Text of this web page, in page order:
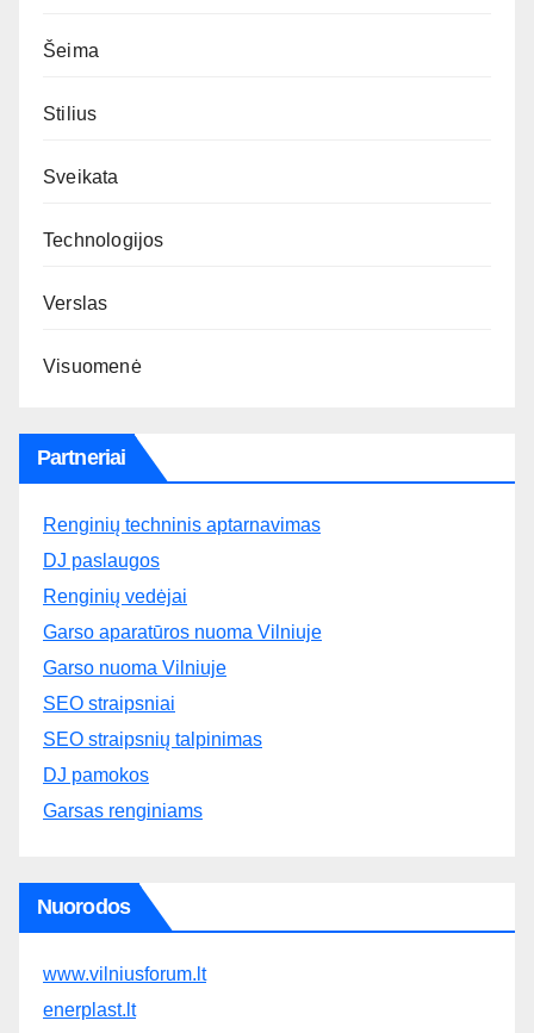
Šeima
Stilius
Sveikata
Technologijos
Verslas
Visuomenė
Partneriai
Renginių techninis aptarnavimas
DJ paslaugos
Renginių vedėjai
Garso aparatūros nuoma Vilniuje
Garso nuoma Vilniuje
SEO straipsniai
SEO straipsnių talpinimas
DJ pamokos
Garsas renginiams
Nuorodos
www.vilniusforum.lt
enerplast.lt